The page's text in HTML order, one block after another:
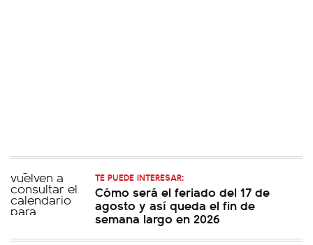
TE PUEDE INTERESAR:
Cómo será el feriado del 17 de
agosto y así queda el fin de
semana largo en 2026